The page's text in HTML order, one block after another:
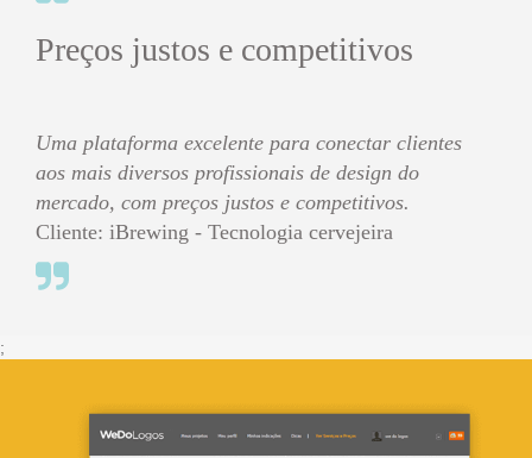
Preços justos e competitivos
Uma plataforma excelente para conectar clientes
aos mais diversos profissionais de design do
mercado, com preços justos e competitivos.
Cliente: iBrewing - Tecnologia cervejeira
;